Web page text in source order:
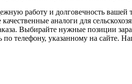
работу и долговечность вашей
аналоги для
Выбирайте нужные позиции
телефону, указанному на сайте.